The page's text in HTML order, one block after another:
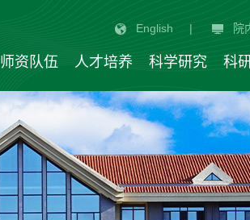
English | 院
师资队伍 人才培养 科学研究 科